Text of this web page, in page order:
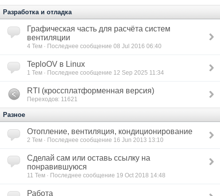
Разработка и отладка
Графическая часть для расчёта систем
вентиляции
4 Тем · Последнее сообщение 08 Jul 2016 06:40
TeploOV в Linux
1 Тем · Последнее сообщение 12 Sep 2025 11:34
RTI (кроссплатформенная версия)
Переходов: 11621
Разное
Отопление, вентиляция, кондиционирование
2 Тем · Последнее сообщение 16 Jun 2013 13:10
Сделай сам или оставь ссылку на
понравившуюся
11 Тем · Последнее сообщение 19 Oct 2018 14:48
Работа